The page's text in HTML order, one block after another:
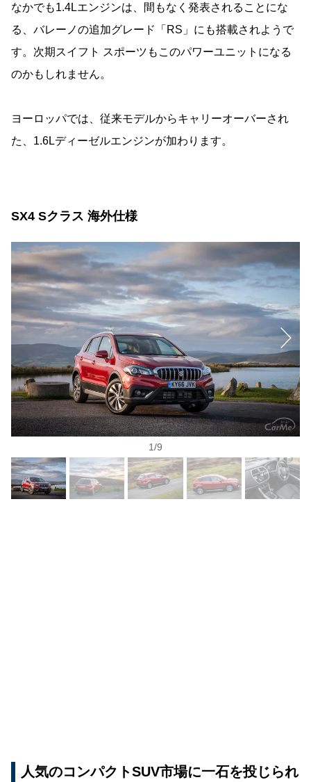
なかでも1.4Lエンジンは、間もなく発表されることにな
る、バレーノの追加グレード「RS」にも搭載されようで
す。次期スイフト スポーツもこのパワーユニットになる
のかもしれません。
ヨーロッパでは、従来モデルからキャリーオーバーされ
た、1.6Lディーゼルエンジンが加わります。
SX4 Sクラス 海外仕様
1/9
人気のコンパクトSUV市場に一石を投じられ